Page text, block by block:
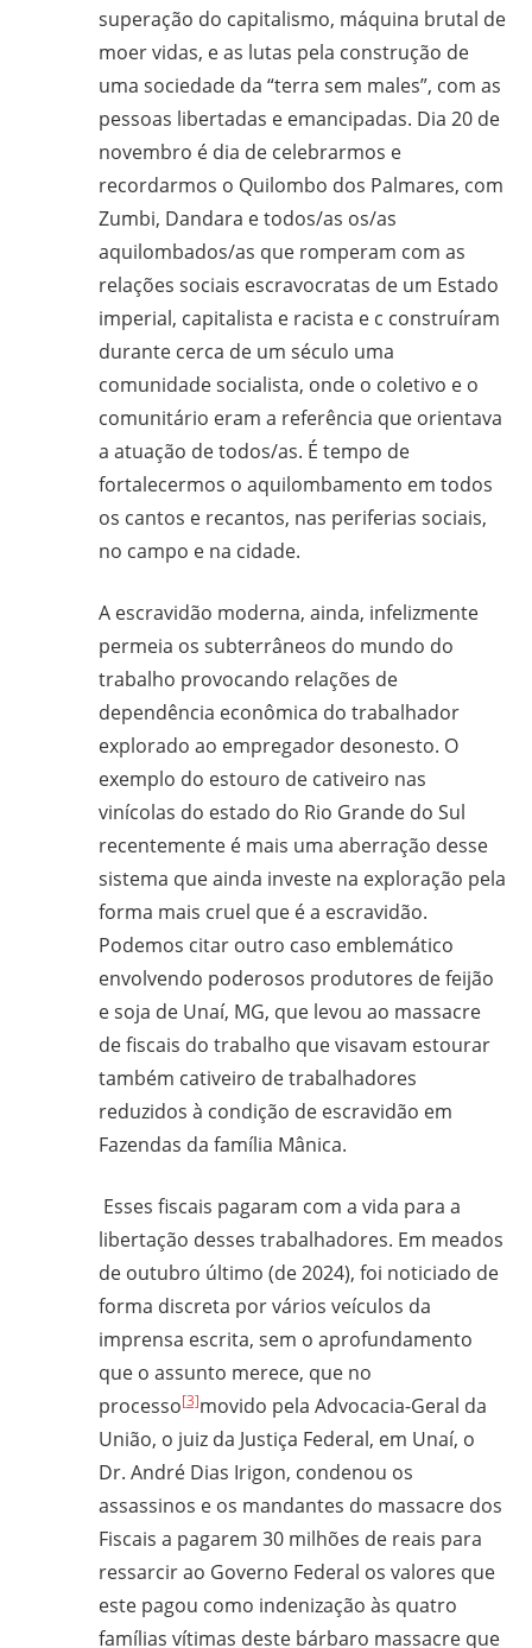
superação do capitalismo, máquina brutal de
moer vidas, e as lutas pela construção de
uma sociedade da “terra sem males”, com as
pessoas libertadas e emancipadas. Dia 20 de
novembro é dia de celebrarmos e
recordarmos o Quilombo dos Palmares, com
Zumbi, Dandara e todos/as os/as
aquilombados/as que romperam com as
relações sociais escravocratas de um Estado
imperial, capitalista e racista e c construíram
durante cerca de um século uma
comunidade socialista, onde o coletivo e o
comunitário eram a referência que orientava
a atuação de todos/as. É tempo de
fortalecermos o aquilombamento em todos
os cantos e recantos, nas periferias sociais,
no campo e na cidade.
A escravidão moderna, ainda, infelizmente
permeia os subterrâneos do mundo do
trabalho provocando relações de
dependência econômica do trabalhador
explorado ao empregador desonesto. O
exemplo do estouro de cativeiro nas
vinícolas do estado do Rio Grande do Sul
recentemente é mais uma aberração desse
sistema que ainda investe na exploração pela
forma mais cruel que é a escravidão.
Podemos citar outro caso emblemático
envolvendo poderosos produtores de feijão
e soja de Unaí, MG, que levou ao massacre
de fiscais do trabalho que visavam estourar
também cativeiro de trabalhadores
reduzidos à condição de escravidão em
Fazendas da família Mânica.
Esses fiscais pagaram com a vida para a
libertação desses trabalhadores. Em meados
de outubro último (de 2024), foi noticiado de
forma discreta por vários veículos da
imprensa escrita, sem o aprofundamento
que o assunto merece, que no
processo[3]movido pela Advocacia-Geral da
União, o juiz da Justiça Federal, em Unaí, o
Dr. André Dias Irigon, condenou os
assassinos e os mandantes do massacre dos
Fiscais a pagarem 30 milhões de reais para
ressarcir ao Governo Federal os valores que
este pagou como indenização às quatro
famílias vítimas deste bárbaro massacre que